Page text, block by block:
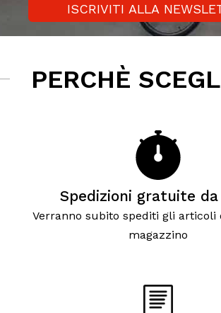
ISCRIVITI ALLA
PERCHÈ
Spedizioni gratuite da
Verranno subito spediti gli articoli
magazzino